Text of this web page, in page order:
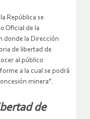
República se
Oficial de la
donde la Dirección
de libertad de
al público
a la cual se podrá
minera”.
de